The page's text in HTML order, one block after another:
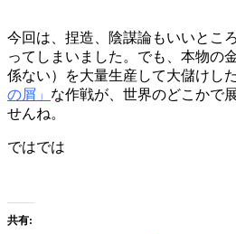
今回は、捏造、陰謀論もいいとこ
ってしまいました。でも、本物の
係ない）を大量生産して大儲けし
の屑」 な作戦が、世界のどこかで
せんね。
ではでは
共有: